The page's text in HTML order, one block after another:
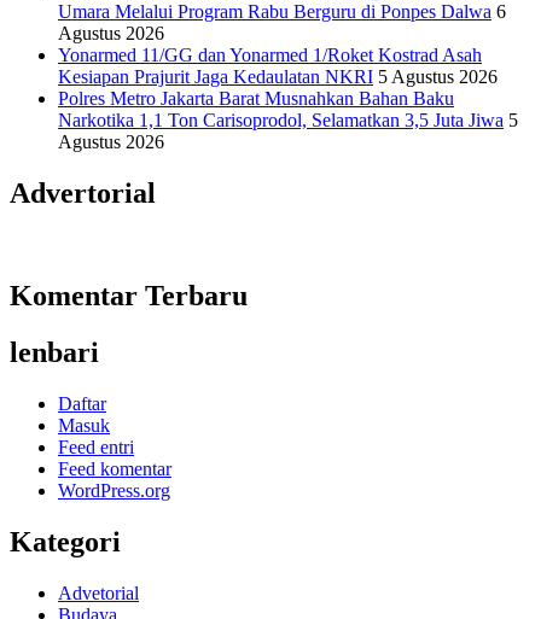
Umara Melalui Program Rabu Berguru di Ponpes Dalwa 6
Agustus 2026
Yonarmed 11/GG dan Yonarmed 1/Roket Kostrad Asah
Kesiapan Prajurit Jaga Kedaulatan NKRI 5 Agustus 2026
Polres Metro Jakarta Barat Musnahkan Bahan Baku
Narkotika 1,1 Ton Carisoprodol, Selamatkan 3,5 Juta Jiwa 5
Agustus 2026
Advertorial
Komentar Terbaru
lenbari
Daftar
Masuk
Feed entri
Feed komentar
WordPress.org
Kategori
Advetorial
Budaya